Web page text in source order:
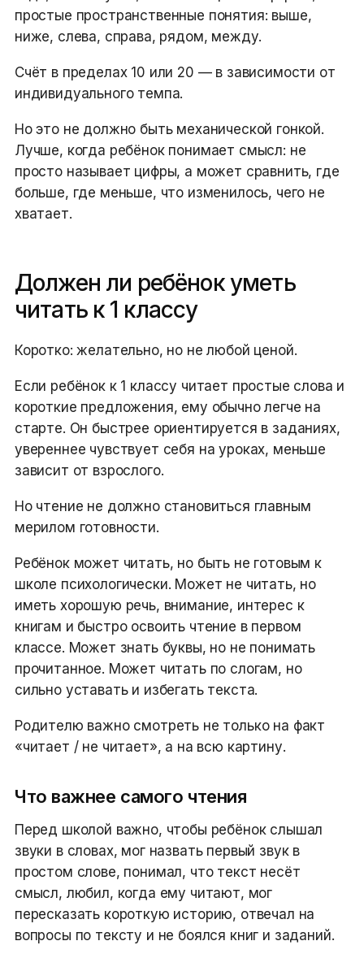
простые пространственные понятия: выше,
ниже, слева, справа, рядом, между.
Счёт в пределах 10 или 20 — в зависимости от
индивидуального темпа.
Но это не должно быть механической гонкой.
Лучше, когда ребёнок понимает смысл: не
просто называет цифры, а может сравнить, где
больше, где меньше, что изменилось, чего не
хватает.
Должен ли ребёнок уметь
читать к 1 классу
Коротко: желательно, но не любой ценой.
Если ребёнок к 1 классу читает простые слова и
короткие предложения, ему обычно легче на
старте. Он быстрее ориентируется в заданиях,
увереннее чувствует себя на уроках, меньше
зависит от взрослого.
Но чтение не должно становиться главным
мерилом готовности.
Ребёнок может читать, но быть не готовым к
школе психологически. Может не читать, но
иметь хорошую речь, внимание, интерес к
книгам и быстро освоить чтение в первом
классе. Может знать буквы, но не понимать
прочитанное. Может читать по слогам, но
сильно уставать и избегать текста.
Родителю важно смотреть не только на факт
«читает / не читает», а на всю картину.
Что важнее самого чтения
Перед школой важно, чтобы ребёнок слышал
звуки в словах, мог назвать первый звук в
простом слове, понимал, что текст несёт
смысл, любил, когда ему читают, мог
пересказать короткую историю, отвечал на
вопросы по тексту и не боялся книг и заданий.